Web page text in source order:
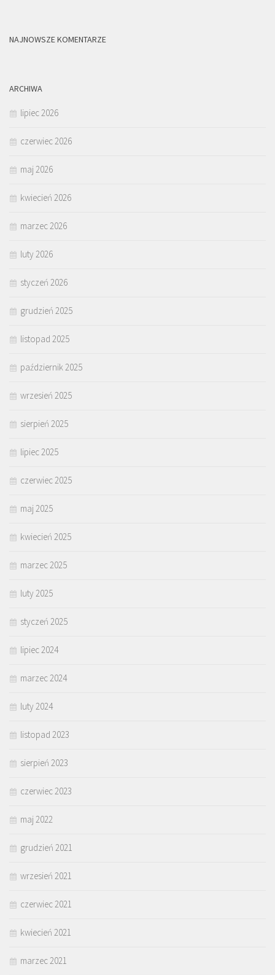
NAJNOWSZE KOMENTARZE
ARCHIWA
lipiec 2026
czerwiec 2026
maj 2026
kwiecień 2026
marzec 2026
luty 2026
styczeń 2026
grudzień 2025
listopad 2025
październik 2025
wrzesień 2025
sierpień 2025
lipiec 2025
czerwiec 2025
maj 2025
kwiecień 2025
marzec 2025
luty 2025
styczeń 2025
lipiec 2024
marzec 2024
luty 2024
listopad 2023
sierpień 2023
czerwiec 2023
maj 2022
grudzień 2021
wrzesień 2021
czerwiec 2021
kwiecień 2021
marzec 2021